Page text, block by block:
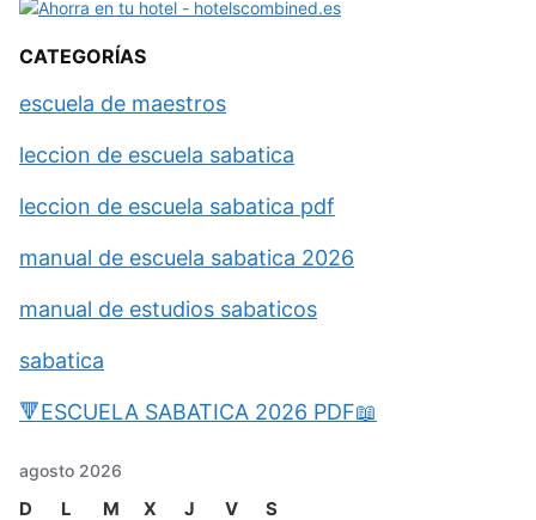
CATEGORÍAS
escuela de maestros
leccion de escuela sabatica
leccion de escuela sabatica pdf
manual de escuela sabatica 2026
manual de estudios sabaticos
sabatica
🔻ESCUELA SABATICA 2026 PDF📖
agosto 2026
D L M X J V S